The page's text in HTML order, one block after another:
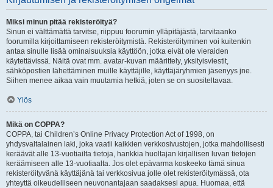
Miksi minun pitää rekisteröityä?
Sinun ei välttämättä tarvitse, riippuu foorumin ylläpitäjästä, tarvitaanko
foorumilla kirjoittamiseen rekisteröitymistä. Rekisteröityminen voi kuitenkin
antaa sinulle lisää ominaisuuksia käyttöön, jotka eivät ole vieraiden
käytettävissä. Näitä ovat mm. avatar-kuvan määrittely, yksityisviestit,
sähköpostien lähettäminen muille käyttäjille, käyttäjäryhmien jäsenyys jne.
Siihen menee aikaa vain muutamia hetkiä, joten se on suositeltavaa.
Ylös
Mikä on COPPA?
COPPA, tai Children’s Online Privacy Protection Act of 1998, on
yhdysvaltalainen laki, joka vaatii kaikkien verkkosivustojen, jotka mahdollisesti
keräävät alle 13-vuotiailta tietoja, hankkia huoltajan kirjallisen luvan tietojen
keräämiseen alle 13-vuotiaalta. Jos olet epävarma koskeeko tämä sinua
rekisteröityvänä käyttäjänä tai verkkosivua jolle olet rekisteröitymässä, ota
yhteyttä oikeudelliseen neuvonantajaan saadaksesi apua. Huomaa, että